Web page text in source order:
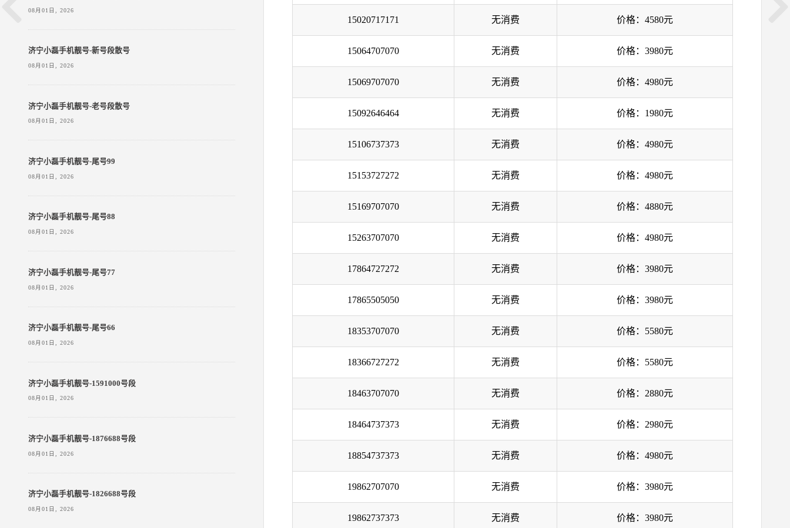
15020717171 无消费 价格：4580元
15064707070 无消费 价格：3980元
15069707070 无消费 价格：4980元
15092646464 无消费 价格：1980元
15106737373 无消费 价格：4980元
15153727272 无消费 价格：4980元
15169707070 无消费 价格：4880元
15263707070 无消费 价格：4980元
17864727272 无消费 价格：3980元
17865505050 无消费 价格：3980元
18353707070 无消费 价格：5580元
18366727272 无消费 价格：5580元
18463707070 无消费 价格：2880元
18464737373 无消费 价格：2980元
18854737373 无消费 价格：4980元
19862707070 无消费 价格：3980元
19862737373 无消费 价格：3980元
08月01日, 2026
济宁小磊手机靓号-新号段散号
08月01日, 2026
济宁小磊手机靓号-老号段散号
08月01日, 2026
济宁小磊手机靓号-尾号99
08月01日, 2026
济宁小磊手机靓号-尾号88
08月01日, 2026
济宁小磊手机靓号-尾号77
08月01日, 2026
济宁小磊手机靓号-尾号66
08月01日, 2026
济宁小磊手机靓号-1591000号段
08月01日, 2026
济宁小磊手机靓号-1876688号段
08月01日, 2026
济宁小磊手机靓号-1826688号段
08月01日, 2026